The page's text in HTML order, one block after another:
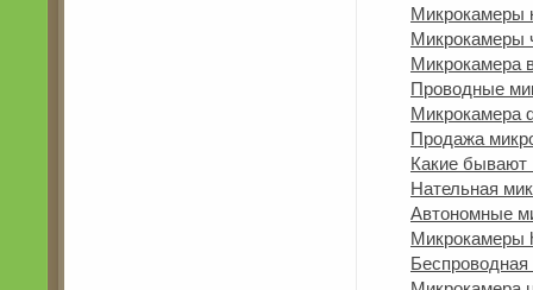
Микрокамеры
Микрокамеры
Микрокамера
Проводные
Микрокамера
Продажа
Какие бывают
Нательная
Автономные
Микрокамеры